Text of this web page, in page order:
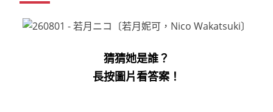
猜猜她是誰？
長按圖片看答案！